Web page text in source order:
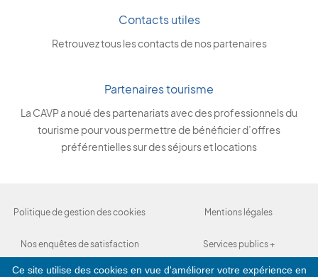
Contacts utiles
Retrouvez tous les contacts de nos partenaires
Partenaires tourisme
La CAVP a noué des partenariats avec des professionnels du
tourisme pour vous permettre de bénéficier d’offres
préférentielles sur des séjours et locations
Politique de gestion des cookies Mentions légales
Nos enquêtes de satisfaction Services publics +
Ce site utilise des cookies en vue d'améliorer votre expérience en